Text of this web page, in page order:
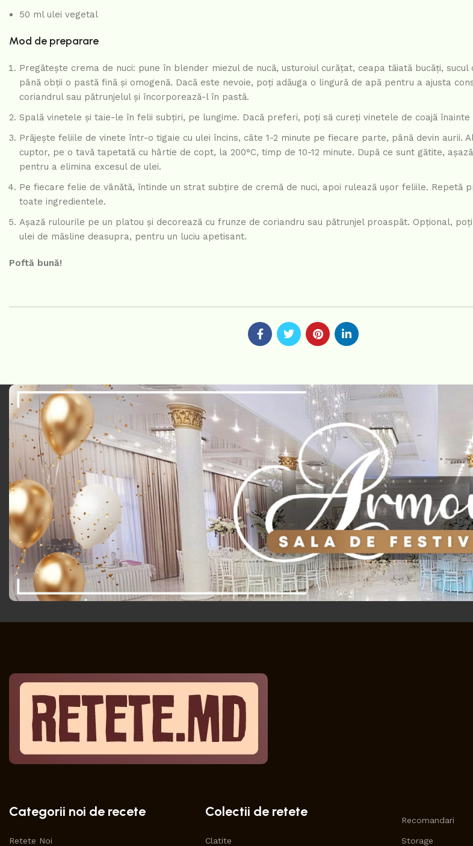
50 ml ulei vegetal
Mod de preparare
Pregătește crema de nuci: pune în blender miezul de nucă, usturoiul curățat, ceapa tăiată bucăți, sucul
până obții o pastă fină și omogenă. Dacă este nevoie, poți adăuga o lingură de apă pentru a ajusta
coriandrul sau pătrunjelul și încorporează-l în pastă.
Spală vinetele și taie-le în felii subțiri, pe lungime. Dacă preferi, poți să cureți vinetele de coajă
Prăjește feliile de vinete într-o tigaie cu ulei încins, câte 1-2 minute pe fiecare parte, până devin aurii.
cuptor, pe o tavă tapetată cu hârtie de copt, la 200°C, timp de 10-12 minute. După ce sunt gătite,
pentru a elimina excesul de ulei.
Pe fiecare felie de vânătă, întinde un strat subțire de cremă de nuci, apoi rulează ușor feliile. Repetă
toate ingredientele.
Așază rulourile pe un platou și decorează cu frunze de coriandru sau pătrunjel proaspăt. Opțional,
ulei de măsline deasupra, pentru un luciu apetisant.
Poftă bună!
Categorii noi de recete
Retete Noi
Colectii de retete
Clatite
Recomandari
Storage